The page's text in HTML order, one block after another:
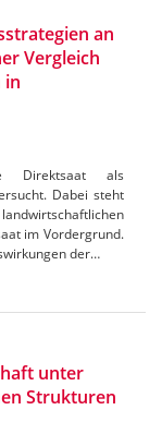
an
Vergleich
in
Direktsaat als
Dabei steht
im Vordergrund.
der…
unter
Strukturen